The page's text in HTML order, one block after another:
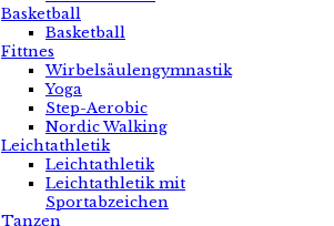
Basketball
Basketball
Fittnes
Wirbelsäulengymnastik
Yoga
Step-Aerobic
Nordic Walking
Leichtathletik
Leichtathletik
Leichtathletik mit
Sportabzeichen
Tanzen